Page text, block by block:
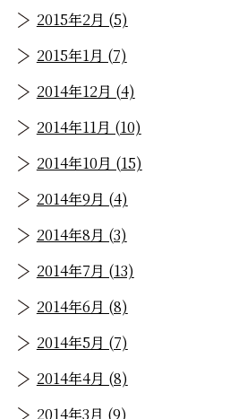
2015年2月 (5)
2015年1月 (7)
2014年12月 (4)
2014年11月 (10)
2014年10月 (15)
2014年9月 (4)
2014年8月 (3)
2014年7月 (13)
2014年6月 (8)
2014年5月 (7)
2014年4月 (8)
2014年3月 (9)